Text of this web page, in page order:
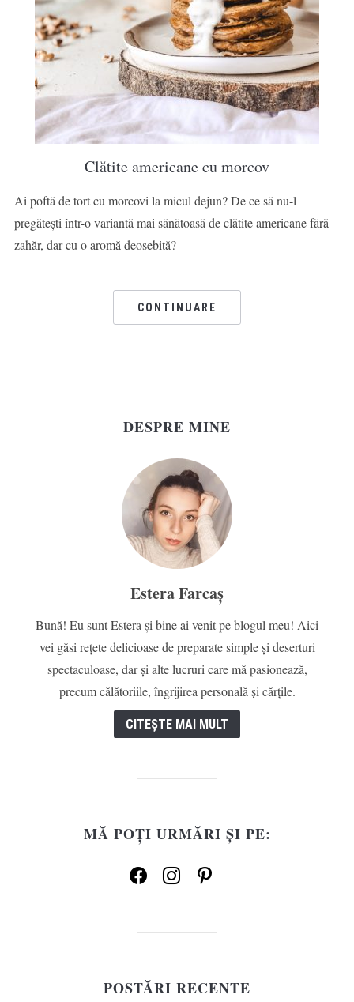
Clătite americane cu morcov
Ai poftă de tort cu morcovi la micul dejun? De ce să nu-l
pregătești într-o variantă mai sănătoasă de clătite americane fără
zahăr, dar cu o aromă deosebită?
CONTINUARE
DESPRE MINE
Estera Farcaș
Bună! Eu sunt Estera și bine ai venit pe blogul meu! Aici
vei găsi rețete delicioase de preparate simple și deserturi
spectaculoase, dar și alte lucruri care mă pasionează,
precum călătoriile, îngrijirea personală și cărțile.
CITEȘTE MAI MULT
MĂ POȚI URMĂRI ȘI PE:
facebookinstagrampinterest
POSTĂRI RECENTE